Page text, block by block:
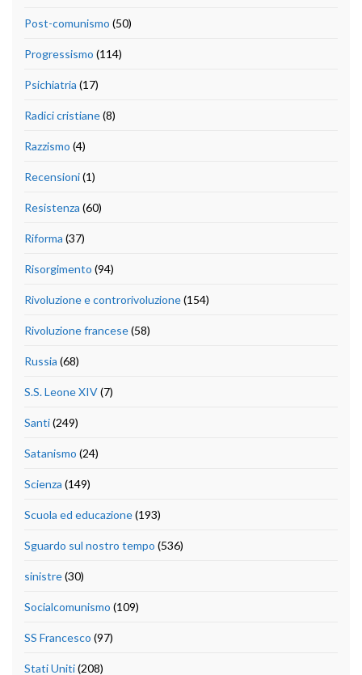
Post-comunismo (50)
Progressismo (114)
Psichiatria (17)
Radici cristiane(8)
Razzismo (4)
Recensioni(1)
Resistenza (60)
Riforma (37)
Risorgimento (94)
Rivoluzione e controrivoluzione(154)
Rivoluzione francese(58)
Russia (68)
S.S. Leone XIV(7)
Santi(249)
Satanismo (24)
Scienza (149)
Scuola ed educazione(193)
Sguardo sul nostro tempo (536)
sinistre(30)
Socialcomunismo (109)
SS Francesco (97)
Stati Uniti(208)